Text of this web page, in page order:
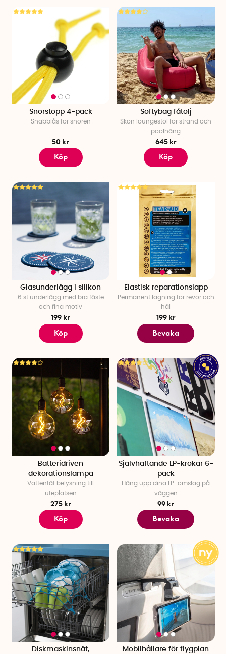
Snörstopp 4-pack
Snabblås för snören
50 kr
Köp
Softybag fåtölj
Skön loungestol för strand och
poolhäng
645 kr
Köp
Glasunderlägg i silikon
6 st underlägg med bra fäste
och fina motiv
199 kr
Köp
Elastisk reparationslapp
Permanent lagning för revor och
hål
199 kr
Bevaka
Batteridriven
dekorationslampa
Vattentät belysning till
uteplatsen
275 kr
Köp
Självhäftande LP-krokar 6-
pack
Häng upp dina LP-omslag på
väggen
99 kr
Bevaka
Diskmaskinsnät,
Mobilhållare för flygplan